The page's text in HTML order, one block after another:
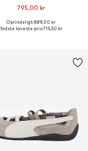
795,00 kr
Fås i mange størrelser
Oprindeligt: 889,00 kr
Sidste laveste pris:715,50 kr